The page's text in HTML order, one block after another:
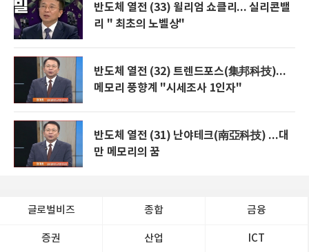
반도체 열전 (33) 윌리엄 쇼클리... 실리콘밸
리 " 최초의 노벨상"
반도체 열전 (32) 트렌드포스(集邦科技)...
메모리 풍향계 "시세조사 1인자"
반도체 열전 (31) 난야테크(南亞科技) ...대
만 메모리의 꿈
글로벌비즈 종합 금융
증권 산업 ICT